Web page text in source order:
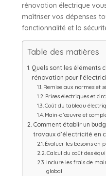
rénovation électrique
maîtriser vos dépenses
fonctionnalité et la
Table des matières
Quels sont les éléments
rénovation pour
Remise aux normes et
Prises électriques et
Coût du tableau
Main-d’œuvre et
Comment établir un
travaux d’électricité en
Évaluer les besoins en
Calcul du coût des
Inclure les frais de
global